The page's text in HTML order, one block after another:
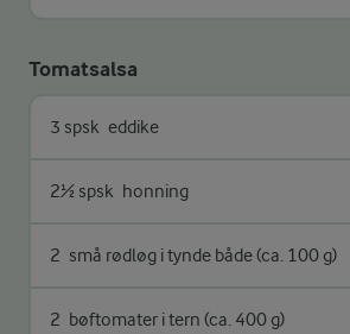
Tomatsalsa
3 spsk eddike
2½ spsk honning
2 små rødløg i tynde både (ca. 100 g)
2 bøftomater i tern (ca. 400 g)